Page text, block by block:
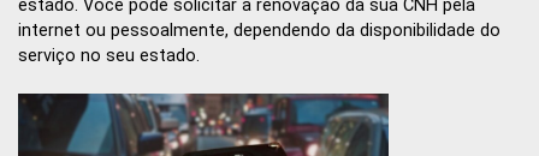
estado. Você pode solicitar a renovação da sua CNH pela
internet ou pessoalmente, dependendo da disponibilidade do
serviço no seu estado.